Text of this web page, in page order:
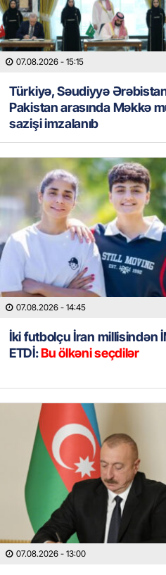
07.08.2026 - 15:15
Türkiyə, Səudiyyə
Pakistan arasında Məkkə
sazişi imzalanıb
07.08.2026 - 14:45
İki futbolçu İran millisindən
ETDİ:Bu ölkəni seçdilər
07.08.2026 - 13:00